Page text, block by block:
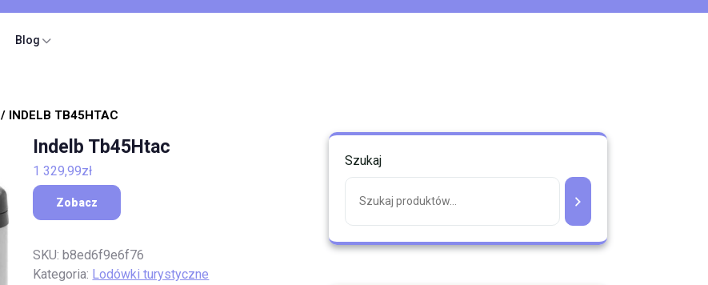
Blog
/ INDELB TB45HTAC
Indelb Tb45Htac
1 329,99zł
Zobacz
SKU:b8ed6f9e6f76
Kategoria: Lodówki turystyczne
Szukaj